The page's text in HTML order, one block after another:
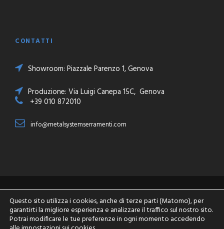
CONTATTI
Showroom: Piazzale Parenzo 1, Genova
Produzione: Via Luigi Canepa 15C, Genova
+39 010 872010
info@metalsystemserramenti.com
Copyright 2018 Metalsystem Serramenti - P.IVA
03800020103 - All Right Reserved
Powered byOmitech Crea-Privacy Policy -Cookie
Questo sito utilizza i cookies, anche di terze parti (Matomo), per
garantirti la migliore esperienza e analizzare il traffico sul nostro sito.
Potrai modificare le tue preferenze in ogni momento accedendo